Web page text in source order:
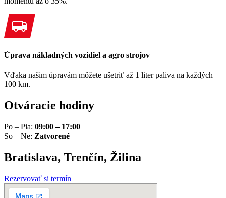
Úprava nákladných vozidiel a agro strojov
Vďaka našim úpravám môžete ušetriť až 1 liter paliva na každých
100 km.
Otváracie hodiny
Po – Pia: 09:00 – 17:00
So – Ne: Zatvorené
Bratislava, Trenčín, Žilina
Rezervovať si termín